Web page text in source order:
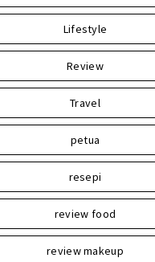
Lifestyle
Review
Travel
petua
resepi
review food
review makeup